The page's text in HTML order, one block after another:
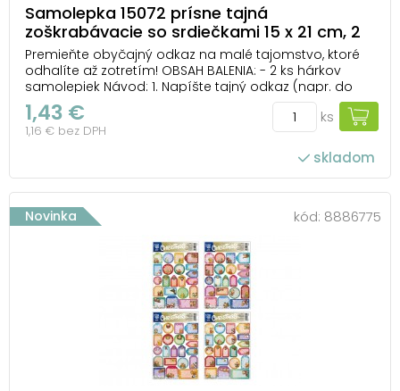
Samolepka 15072 prísne tajná
zoškrabávacie so srdiečkami 15 x 21 cm, 2
hárky
Premieňte obyčajný odkaz na malé tajomstvo, ktoré
odhalíte až zotretím! OBSAH BALENIA: - 2 ks hárkov
samolepiek Návod: 1. Napíšte tajný odkaz (napr. do
priania alebo diáru). 2. Zakryte ho stieracou
samolepkou. 3. Odovzdajte odkaz tomu, komu je
určený. 4. Po zotretí vrchnej vrstvy sa zo...
1,43 €
1,16 € bez DPH
ks
skladom
Novinka kód: 8886775